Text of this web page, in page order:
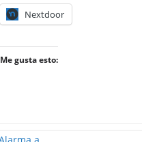
Nextdoor
Me gusta esto: